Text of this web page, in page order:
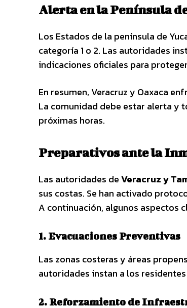
Alerta en la Península
Los Estados de la península de
categoría 1 o 2. Las autoridades
indicaciones oficiales para
En resumen, Veracruz y Oaxaca
La comunidad debe estar alerta y
próximas horas.
Preparativos ante la
Las autoridades deVeracruz y
sus costas. Se han activado
A continuación, algunos aspectos
1. Evacuaciones Preventivas
Las zonas costeras y áreas
autoridades instan a los
2. Reforzamiento de